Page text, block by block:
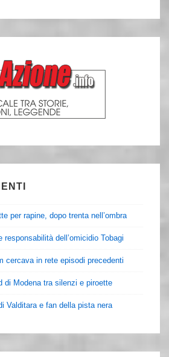
per rapine, dopo trenta nell’ombra
dell’omicidio Tobagi
cercava in rete episodi precedenti
di Modena tra silenzi e piroette
Valditara e fan della pista nera